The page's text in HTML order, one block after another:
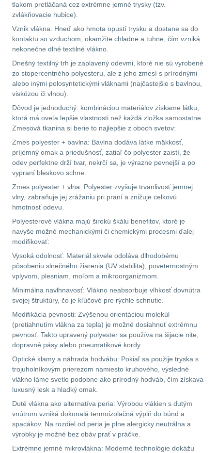
Nášivky74
Ostatní50
LIKVIDÁCIA SKLADU
Horolezectvo6
Karabíny1
Laná2
Magnézium3
Outdoorová obuv 1
Oblečenie na turistiku67
Pánske oblečenie na
turistiku34
Dámske oblečenie na
Termoprádlo16
tlakom pretláčaná cez extrémne jemné trysky (tzv.
zvlákňovacie hubice).
Vznik vlákna: Hneď ako hmota opustí trysku a dostane sa do
kontaktu so vzduchom, okamžite chladne a tuhne, čím vzniká
nekonečne dlhé textilné vlákno.
Dnešný textilný trh je zaplavený odevmi, ktoré nie sú vyrobené
zo stopercentného polyesteru, ale z jeho zmesí s prírodnými
alebo inými polosyntetickými vláknami (najčastejšie s bavlnou,
viskózou či vlnou).
Dôvod je jednoduchý: kombináciou materiálov získame látku,
ktorá má oveľa lepšie vlastnosti než každá zložka samostatne.
Zmesová tkanina si berie to najlepšie z oboch svetov:
Zmes polyester + bavlna: Bavlna dodáva látke mäkkosť,
príjemný omak a priedušnosť, zatiaľ čo polyester zaistí, že
odev perfektne drží tvar, nekrčí sa, je výrazne pevnejší a po
vypraní bleskovo schne.
Zmes polyester + vlna: Polyester zvyšuje trvanlivosť jemnej
vlny, zabraňuje jej zrážaniu pri praní a znižuje celkovú
hmotnosť odevu.
Polyesterové vlákna majú širokú škálu benefitov, ktoré je
navyše možné mechanickými či chemickými procesmi ďalej
modifikovať:
Vysoká odolnosť: Materiál skvele odoláva dlhodobému
pôsobeniu slnečného žiarenia (UV stabilita), poveternostným
vplyvom, plesniam, moľom a mikroorganizmom.
Minimálna navlhnavosť: Vlákno neabsorbuje vlhkosť dovnútra
svojej štruktúry, čo je kľúčové pre rýchle schnutie.
Modifikácia pevnosti: Zvýšenou orientáciou molekúl
(pretiahnutím vlákna za tepla) je možné dosiahnuť extrémnu
pevnosť. Takto upravený polyester sa používa na šijacie nite,
dopravné pásy alebo pneumatikové kordy.
Optické klamy a náhrada hodvábu: Pokiaľ sa použije tryska s
trojuholníkovým prierezom namiesto kruhového, výsledné
vlákno láme svetlo podobne ako prírodný hodváb, čím získava
luxusný lesk a hladký omak.
Duté vlákna ako alternatíva peria: Výrobou vlákien s dutým
vnútrom vzniká dokonalá termoizolačná výplň do búnd a
spacákov. Na rozdiel od peria je plne alergicky neutrálna a
výrobky je možné bez obáv prať v práčke.
Extrémne jemné mikrovlákna: Moderné technológie dokážu